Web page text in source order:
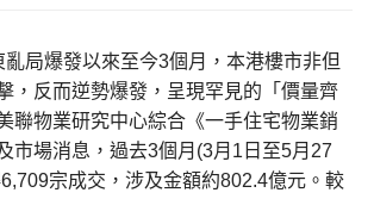
亂局爆發以來至今3個月，本港樓市非但
，反而逆勢爆發，呈現罕見的「價量齊
聯物業研究中心綜合《一手住宅物業銷
市場消息，過去3個月(3月1日至5月27
宗成交，涉及金額約802.4億元。較